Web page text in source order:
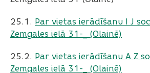
25.1. ​​​​​​​ Par vietas ierādīšanu I J
Zemgales ielā 31-_ (Olainē)
25.2. ​​​​​​​Par vietas ierādīšanu A Z
Zemgales ielā 31-_ (Olainē)